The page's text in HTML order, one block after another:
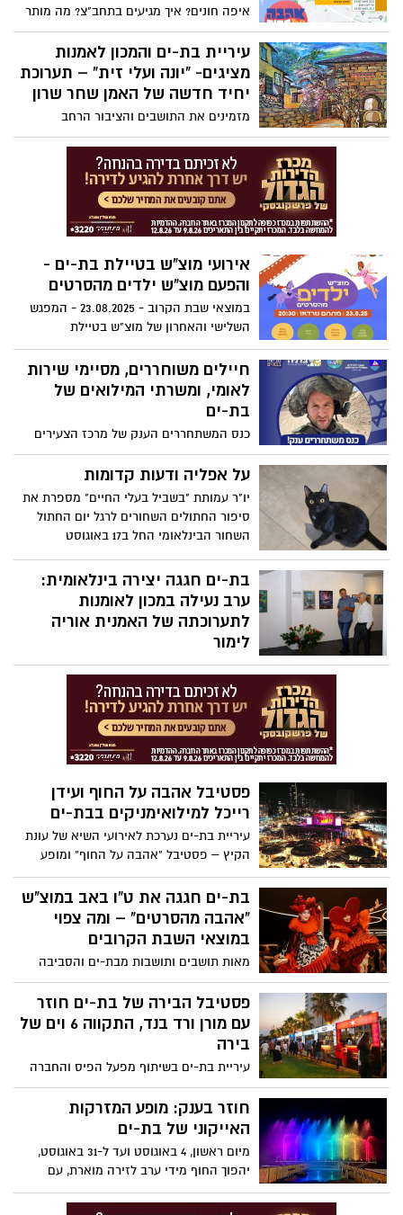
איפה חונים? איך מגיעים בתחב"צ? מה מותר
להביא? הסדרי תנועה ועוד.
עיריית בת-ים והמכון לאמנות
מציגים- "יונה ועלי זית" – תערוכת
יחיד חדשה של האמן שחר שרון
מזמינים את התושבים והציבור הרחב
לפתיחת תערוכה מיוחדת במינה: "יונה ועלי
זית", תערוכת יחיד של האמן שחר שרון,
החדשה של המכון לאמנות בבת-ים.
אירועי מוצ"ש בטיילת בת-ים -
והפעם מוצ"ש ילדים מהסרטים
במוצאי שבת הקרוב - 23.08.2025 - המפגש
השלישי והאחרון של מוצ"ש בטיילת
חיילים משוחררים, מסיימי שירות
לאומי, ומשרתי המילואים של
בת-ים
כנס המשתחררים הענק של מרכז הצעירים
בת-ים מחכה לכם היום (17/08)
על אפליה ודעות קדומות
יו"ר עמותת "בשביל בעלי החיים" מספרת את
סיפור החתולים השחורים לרגל יום החתול
השחור הבינלאומי החל ב17 באוגוסט
בת-ים חגגה יצירה בינלאומית:
ערב נעילה במכון לאומנות
לתערוכתה של האמנית אוריה
לימור
ערב הנעילה ציין את סיומה של התערוכה
לאחר חודש של פעילות, במסגרת הערב
התקיים שיח גלריה עם אוריה לימור, במהלכו
שוחחה האמנית עם המבקרים על נושאי
היצירות, תהליך העבודה, הרעיונות וההשראות
שמאחורי כל יצירה
פסטיבל אהבה על החוף ועידן
רייכל למילואימניקים בבת-ים
עיריית בת-ים נערכת לאירועי השיא של עונת
הקיץ – פסטיבל "אהבה על החוף" ומופע
הסיום הגדול של "קיץ של אריות" עם עידן
רייכל
בת-ים חגגה את ט"ו באב במוצ"ש
"אהבה מהסרטים" – ומה צפוי
במוצאי השבת הקרובים
מאות תושבים ותושבות מבת-ים והסביבה
הגיעו במוצאי שבת האחרון, (9.8), לטיילת
בת-ים לחגיגה מיוחדת לכבוד ט"ו באב, תחת
הכותרת "אהבה מהסרטים".
פסטיבל הבירה של בת-ים חוזר
עם מורן ורד בנד, התקווה 6 וים של
בירה
עיריית בת-ים בשיתוף מפעל הפיס והחברה
לתרבות, פנאי וספורט מזמינות את תושבי
העיר והסביבה לחגיגת – פסטיבל הבירה של
בת ים
חוזר בענק: מופע המזרקות
האייקוני של בת-ים
מיום ראשון, 4 באוגוסט ועד ל-31 באוגוסט,
יהפוך החוף מידי ערב לזירה מוארת, עם
חמישה מופעים סוחפים שיתקיימו בכל ערב –
בימים ראשון עד חמישי ובמוצאי שבת, בשעות